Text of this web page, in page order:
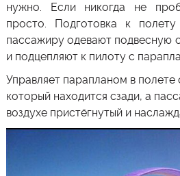
нужно. Если никогда не
просто. Подготовка к
пассажиру одевают подвесную
и подцепляют к пилоту с
Управляет парапланом в полете
который находится сзади, а
воздухе пристёгнутый и